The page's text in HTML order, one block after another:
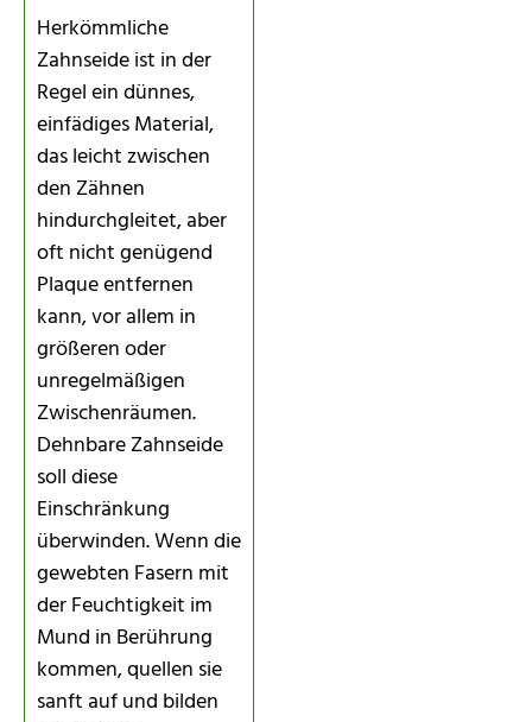
Herkömmliche
Zahnseide ist in der
Regel ein dünnes,
einfädiges Material,
das leicht zwischen
den Zähnen
hindurchgleitet, aber
oft nicht genügend
Plaque entfernen
kann, vor allem in
größeren oder
unregelmäßigen
Zwischenräumen.
Dehnbare Zahnseide
soll diese
Einschränkung
überwinden. Wenn die
gewebten Fasern mit
der Feuchtigkeit im
Mund in Berührung
kommen, quellen sie
sanft auf und bilden